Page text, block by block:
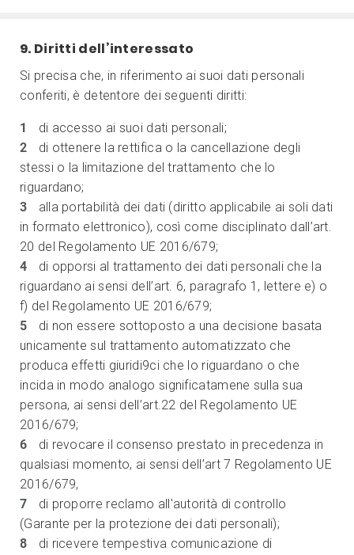
9. Diritti dell’interessato
Si precisa che, in riferimento ai suoi dati personali
conferiti, è detentore dei seguenti diritti:
di accesso ai suoi dati personali;
di ottenere la rettifica o la cancellazione degli
stessi o la limitazione del trattamento che lo
riguardano;
alla portabilità dei dati (diritto applicabile ai soli dati
in formato elettronico), così come disciplinato dall’art.
20 del Regolamento UE 2016/679;
di opporsi al trattamento dei dati personali che la
riguardano ai sensi dell’art. 6, paragrafo 1, lettere e) o
f) del Regolamento UE 2016/679;
di non essere sottoposto a una decisione basata
unicamente sul trattamento automatizzato che
produca effetti giuridi9ci che lo riguardano o che
incida in modo analogo significatamene sulla sua
persona, ai sensi dell’art.22 del Regolamento UE
2016/679;
di revocare il consenso prestato in precedenza in
qualsiasi momento, ai sensi dell’art 7 Regolamento UE
2016/679,
di proporre reclamo all'autorità di controllo
(Garante per la protezione dei dati personali);
di ricevere tempestiva comunicazione di